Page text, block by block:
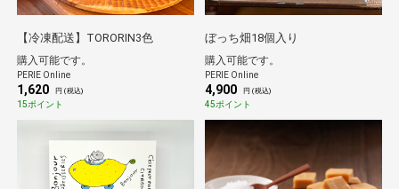
【冷凍配送】TORORIN3色
購入可能です。
PERIE Online
1,620 円 (税込)
15ポイント
ぼっち畑18個入り
購入可能です。
PERIE Online
4,900 円 (税込)
45ポイント